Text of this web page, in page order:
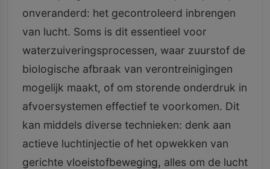
onveranderd: het gecontroleerd inbrengen
van lucht. Soms is dit essentieel voor
waterzuiveringsprocessen, waar zuurstof de
biologische afbraak van verontreinigingen
mogelijk maakt, of om storende onderdruk in
afvoersystemen effectief te voorkomen. Dit
kan middels diverse technieken: denk aan
actieve luchtinjectie of het opwekken van
gerichte vloeistofbeweging, alles om de lucht